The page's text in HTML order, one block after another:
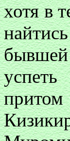
хотя в
бывшей
притом